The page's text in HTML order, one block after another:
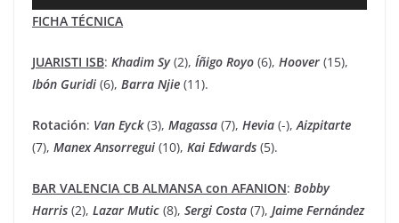
de
FICHA TÉCNICA
JUARISTI ISB: Khadim Sy(2), Íñigo Royo (6), Hoover (15),
Ibón Guridi (6), Barra Njie (11).
Rotación: Van Eyck(3), Magassa (7), Hevia (-),Aizpitarte
(7), Manex Ansorregui (10), Kai Edwards (5).
BAR VALENCIA CB ALMANSA con AFANION: Bobby
Harris (2), Lazar Mutic (8), Sergi Costa (7), Jaime Fernández